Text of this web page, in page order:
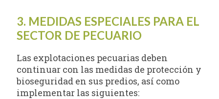
3. MEDIDAS ESPECIALES PARA EL
SECTOR DE PECUARIO
Las explotaciones pecuarias deben
continuar con las medidas de protección y
bioseguridad en sus predios, así como
implementar las siguientes: